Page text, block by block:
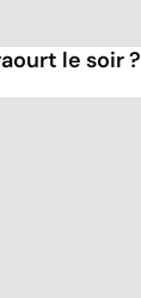
le soir ?